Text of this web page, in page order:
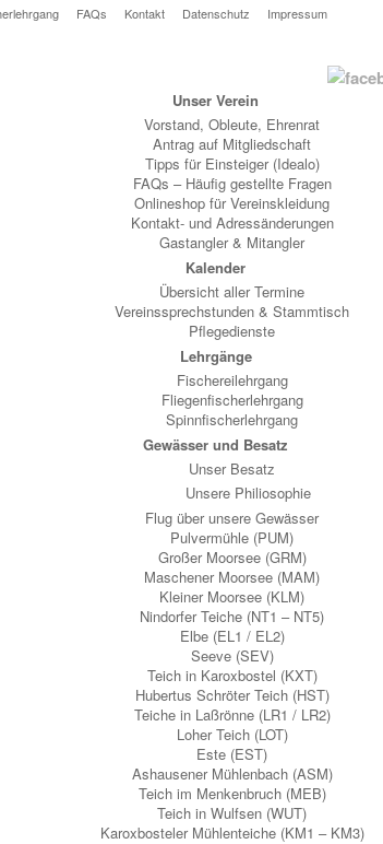
FAQs Kontakt Datenschutz Impressum
Unser Verein
Vorstand, Obleute, Ehrenrat
Antrag auf Mitgliedschaft
Tipps für Einsteiger (Idealo)
FAQs – Häufig gestellte Fragen
Onlineshop für Vereinskleidung
Kontakt- und Adressänderungen
Gastangler & Mitangler
Kalender
Übersicht aller Termine
Vereinssprechstunden & Stammtisch
Pflegedienste
Lehrgänge
Fischereilehrgang
Fliegenfischerlehrgang
Spinnfischerlehrgang
Gewässer und Besatz
Unser Besatz
Unsere Philiosophie
Flug über unsere Gewässer
Pulvermühle (PUM)
Großer Moorsee (GRM)
Maschener Moorsee (MAM)
Kleiner Moorsee (KLM)
Nindorfer Teiche (NT1 – NT5)
Elbe (EL1 / EL2)
Seeve (SEV)
Teich in Karoxbostel (KXT)
Hubertus Schröter Teich (HST)
Teiche in Laßrönne (LR1 / LR2)
Loher Teich (LOT)
Este (EST)
Ashausener Mühlenbach (ASM)
Teich im Menkenbruch (MEB)
Teich in Wulfsen (WUT)
Karoxbosteler Mühlenteiche (KM1 – KM3)